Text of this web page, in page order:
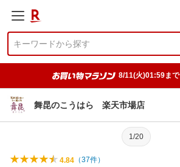
8/11(火)01:59まで
舞昆のこうはら 楽天市場店
1/20
4.84 （37件）